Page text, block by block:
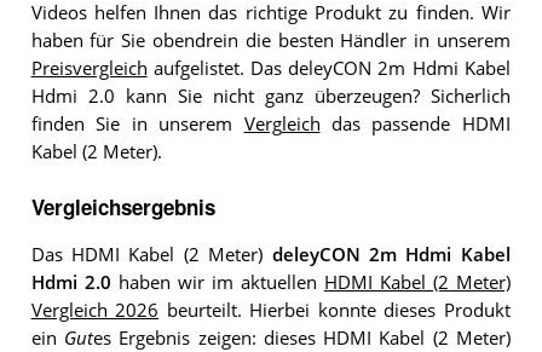
Videos helfen Ihnen das richtige Produkt zu finden. Wir
haben für Sie obendrein die besten Händler in unserem
Preisvergleich aufgelistet. Das deleyCON 2m Hdmi Kabel
Hdmi 2.0 kann Sie nicht ganz überzeugen? Sicherlich
finden Sie in unserem Vergleich das passende HDMI
Kabel (2 Meter).
Vergleichsergebnis
Das HDMI Kabel (2 Meter) deleyCON 2m Hdmi Kabel
Hdmi 2.0 haben wir im aktuellen HDMI Kabel (2 Meter)
Vergleich 2026 beurteilt. Hierbei konnte dieses Produkt
ein Gutes Ergebnis zeigen: dieses HDMI Kabel (2 Meter)